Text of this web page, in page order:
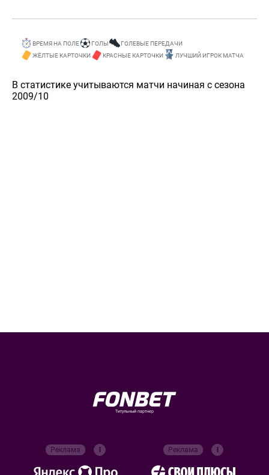
ВРЕМЯ НА ПОЛЕ ГОЛЫ
ГОЛЕВЫЕ ПЕРЕДАЧИ
ЖЁЛТЫЕ КАРТОЧКИ
КРАСНЫЕ КАРТОЧКИ ЛУЧШИЙ ИГРОК МАТЧА
В статистике учитываются матчи начиная с сезона
2009/10
Титульный партнер
Реклама Реклама